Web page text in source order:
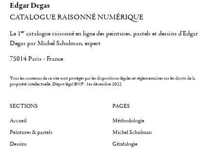
Edgar Degas
CATALOGUE RAISONNÉ NUMÉRIQUE
Le 1er catalogue raisonné en ligne des peintures, pastels et dessins d'Edgar
Degas par Michel Schulman, expert
75014 Paris - France
Tous les contenus de ce site sont protégés par les dispositions légales et réglementaires sur les droits de la
propriété intellectuelle.Dépot légal BNF : 1er décembre 2022
SECTIONS
Accueil
Peintures & pastels
Dessins
PAGES
Méthodologie
Michel Schulman
Généalogie